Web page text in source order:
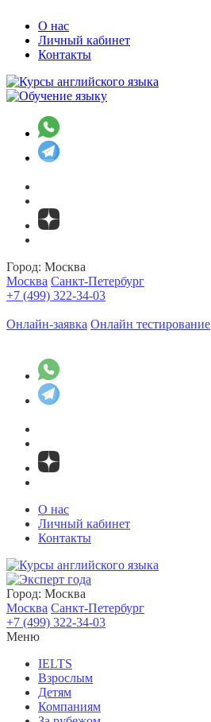
О нас
Личный кабинет
Контакты
Город: Москва
Москва Санкт-Петербург
+7 (499) 322-34-03
Онлайн-заявка Онлайн тестирование
О нас
Личный кабинет
Контакты
Город: Москва
Москва Санкт-Петербург
+7 (499) 322-34-03
Меню
IELTS
Взрослым
Детям
Компаниям